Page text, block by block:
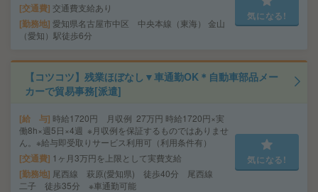
交通費 交通費支給あり
勤務地 愛知県名古屋市中区 中央本線（東海） 金山
（愛知）駅徒歩6分
気になる!
【コツコツ】残業ほぼなし▼車通勤OK＊自動車部品メー
カーで貿易事務[派遣]
給 与 時給1720円 月収例 27万円 時給1720円×実
働8h×週5日×4週 ※月収例を保証するものではありませ
ん。※給与即受取りサービス利用可（利用条件有）
交通費 1ヶ月3万円を上限として実費支給
勤務地 尾西線 萩原(愛知県) 徒歩40分 尾西線
二子 徒歩35分 ※車通勤可能
気になる!